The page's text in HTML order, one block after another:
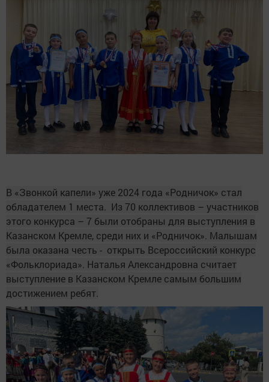
В «Звонкой капели» уже 2024 года «Родничок» стал
обладателем 1 места. Из 70 коллективов – участников
этого конкурса – 7 были отобраны для выступления в
Казанском Кремле, среди них и «Родничок». Малышам
была оказана честь - открыть Всероссийский конкурс
«Фольклориада». Наталья Александровна считает
выступление в Казанском Кремле самым большим
достижением ребят.